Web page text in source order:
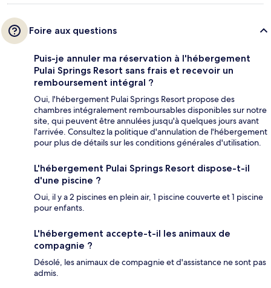
Foire aux questions
Puis-je annuler ma réservation à l'hébergement
Pulai Springs Resort sans frais et recevoir un
remboursement intégral ?
Oui, l'hébergement Pulai Springs Resort propose des
chambres intégralement remboursables disponibles sur notre
site, qui peuvent être annulées jusqu'à quelques jours avant
l'arrivée. Consultez la politique d'annulation de l'hébergement
pour plus de détails sur les conditions générales d'utilisation.
L'hébergement Pulai Springs Resort dispose-t-il
d'une piscine ?
Oui, il y a 2 piscines en plein air, 1 piscine couverte et 1 piscine
pour enfants.
L'hébergement accepte-t-il les animaux de
compagnie ?
Désolé, les animaux de compagnie et d'assistance ne sont pas
admis.